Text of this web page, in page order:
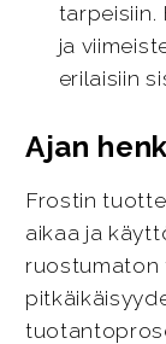
tarpeisiin.
ja
erilaisiin
Ajan
Frostin
aikaa ja
ruostumaton